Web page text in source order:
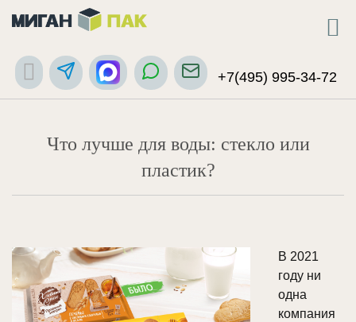
+7(495) 995-34-72
Что лучше для воды: стекло или
пластик?
В 2021
году ни
одна
компания